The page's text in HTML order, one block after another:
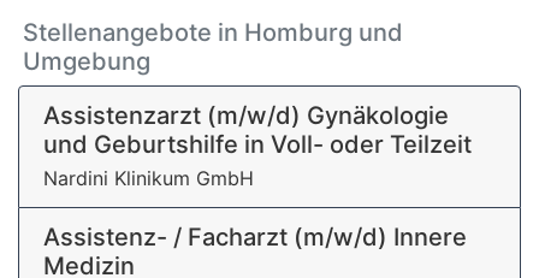
Stellenangebote in Homburg und
Umgebung
Assistenzarzt (m/w/d) Gynäkologie
und Geburtshilfe in Voll- oder Teilzeit
Nardini Klinikum GmbH
Assistenz- / Facharzt (m/w/d) Innere
Medizin